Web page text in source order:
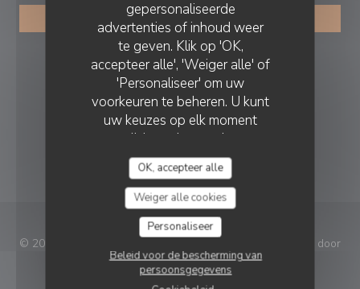
gepersonaliseerde
advertenties of inhoud weer
te geven. Klik op 'OK,
accepteer alle', 'Weiger alle' of
'Personaliseer' om uw
voorkeuren te beheren. U kunt
uw keuzes op elk moment
wijzigen door op het
cookiepictogram linksonder op
de sitepagina's te klikken.
OK, accepteer alle
Weiger alle cookies
Personaliseer
Beleid voor de bescherming van
persoonsgegevens
RESERVEER EEN TAFEL
VOLG ONS
Facebook ((opent in een nieuw
Instagram ((opent in een
NIEUWSBRIEF
© 2026 Le Rowing Club — Restaurant website gecreëerd door
Zenchef((opent in een nieuw venster))